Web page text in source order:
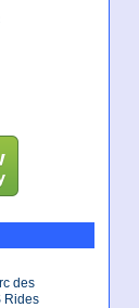
des
Rides